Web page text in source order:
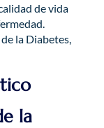
de vida
la Diabetes,
la